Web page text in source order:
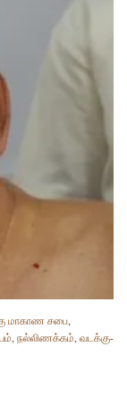
மாகாண சபை,
, நல்லிணக்கம், வடக்கு-